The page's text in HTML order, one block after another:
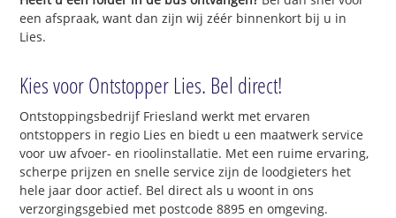
een afspraak, want dan zijn wij zéér binnenkort bij u in
Lies.
Kies voor Ontstopper Lies. Bel direct!
Ontstoppingsbedrijf Friesland werkt met ervaren
ontstoppers in regio Lies en biedt u een maatwerk service
voor uw afvoer- en rioolinstallatie. Met een ruime ervaring,
scherpe prijzen en snelle service zijn de loodgieters het
hele jaar door actief. Bel direct als u woont in ons
verzorgingsgebied met postcode 8895 en omgeving.